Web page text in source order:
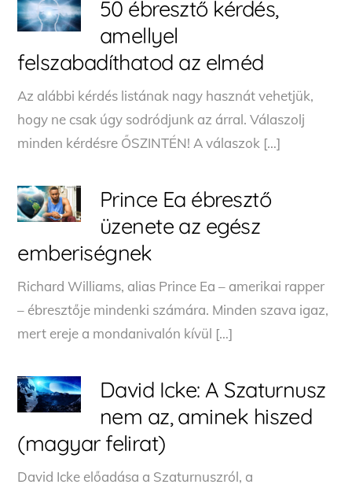
50 ébresztő kérdés,
amellyel
felszabadíthatod az elméd
Az alábbi kérdés listának nagy hasznát vehetjük,
hogy ne csak úgy sodródjunk az árral. Válaszolj
minden kérdésre ŐSZINTÉN! A válaszok […]
Prince Ea ébresztő
üzenete az egész
emberiségnek
Richard Williams, alias Prince Ea – amerikai rapper
– ébresztője mindenki számára. Minden szava igaz,
mert ereje a mondanivalón kívül […]
David Icke: A Szaturnusz
nem az, aminek hiszed
(magyar felirat)
David Icke előadása a Szaturnuszról, a